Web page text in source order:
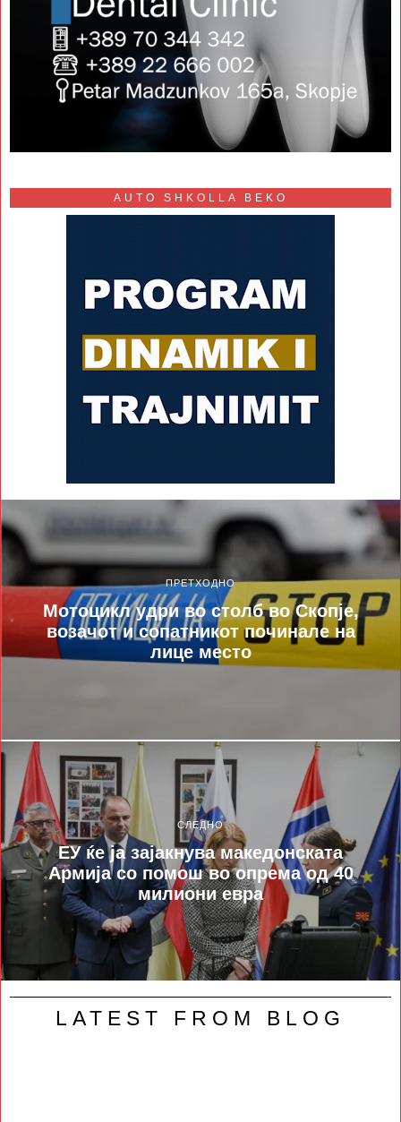
AUTO SHKOLLA BEKO
ПРЕТХОДНО
Мотоцикл удри во столб во Скопје,
возачот и сопатникот починале на
лице место
СЛЕДНО
ЕУ ќе ја зајакнува македонската
Армија со помош во опрема од 40
милиони евра
LATEST FROM BLOG